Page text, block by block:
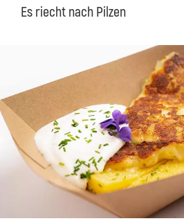
Es riecht nach Pilzen